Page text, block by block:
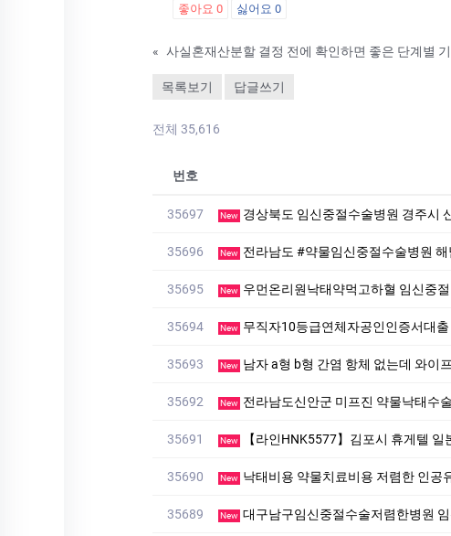
좋아요 0 싫어요 0
« 사실혼재산분할 결정 전에 확인하면 좋은 단계별
목록보기 답글쓰기
전체 35,616
번호
35697 New 경상북도 임신중절수술병원 경주시
35696 New 전라남도 #약물임신중절수술병원
35695 New 우먼온리원낙태약먹고하혈 임신중
35694 New 무직자10등급연체자공인인증서대출 탤꺼상
35693 New 남자 a형 b형 간염 항체 없는데 와이
35692 New 전라남도신안군 미프진 약물낙태수
35691 New 【라인HNK5577】김포시 휴게텔
35690 New 낙태비용 약물치료비용 저렴한 인공
35689 New 대구남구임신중절수술저렴한병원